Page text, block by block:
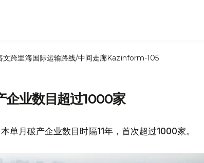
文跨里海国际运输路线/中间走廊Kazinform-105
企业数目超过1000家
单月破产企业数目时隔11年，首次超过1000家。